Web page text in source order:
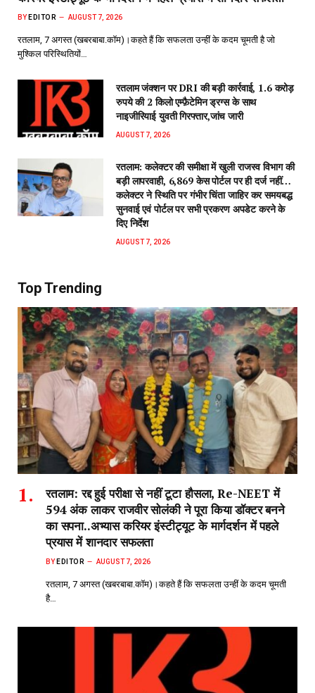
BY EDITOR AUGUST 7, 2026
रतलाम, 7 अगस्त (खबरबाबा.कॉम)।कहते हैं कि सफलता उन्हीं के कदम चूमती है जो
मुश्किल परिस्थितियों…
रतलाम जंक्शन पर DRI की बड़ी कार्रवाई, 1.6 करोड़
रुपये की 2 किलो एम्फ़ैटेमिन ड्रग्स के साथ
नाइजीरियाई युवती गिरफ्तार,जांच जारी
AUGUST 7, 2026
रतलाम: कलेक्टर की समीक्षा में खुली राजस्व विभाग की
बड़ी लापरवाही, 6,869 केस पोर्टल पर ही दर्ज नहीं…
कलेक्टर ने स्थिति पर गंभीर चिंता जाहिर कर समयबद्ध
सुनवाई एवं पोर्टल पर सभी प्रकरण अपडेट करने के
दिए निर्देश
AUGUST 7, 2026
Top Trending
रतलाम: रद्द हुई परीक्षा से नहीं टूटा हौसला, Re-NEET में
594 अंक लाकर राजवीर सोलंकी ने पूरा किया डॉक्टर बनने
का सपना..अभ्यास करियर इंस्टीट्यूट के मार्गदर्शन में पहले
प्रयास में शानदार सफलता
BY EDITOR AUGUST 7, 2026
रतलाम, 7 अगस्त (खबरबाबा.कॉम)।कहते हैं कि सफलता उन्हीं के कदम चूमती
है…